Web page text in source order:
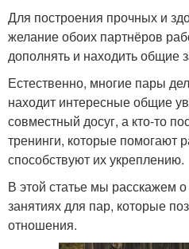
Для построения прочных и
желание обоих партнёров
дополнять и находить общие
Естественно, многие пары
находит интересные общие
совместный досуг, а кто-то
тренинги, которые помогают
способствуют их укреплению.
В этой статье мы расскажем
занятиях для пар, которые
отношения.